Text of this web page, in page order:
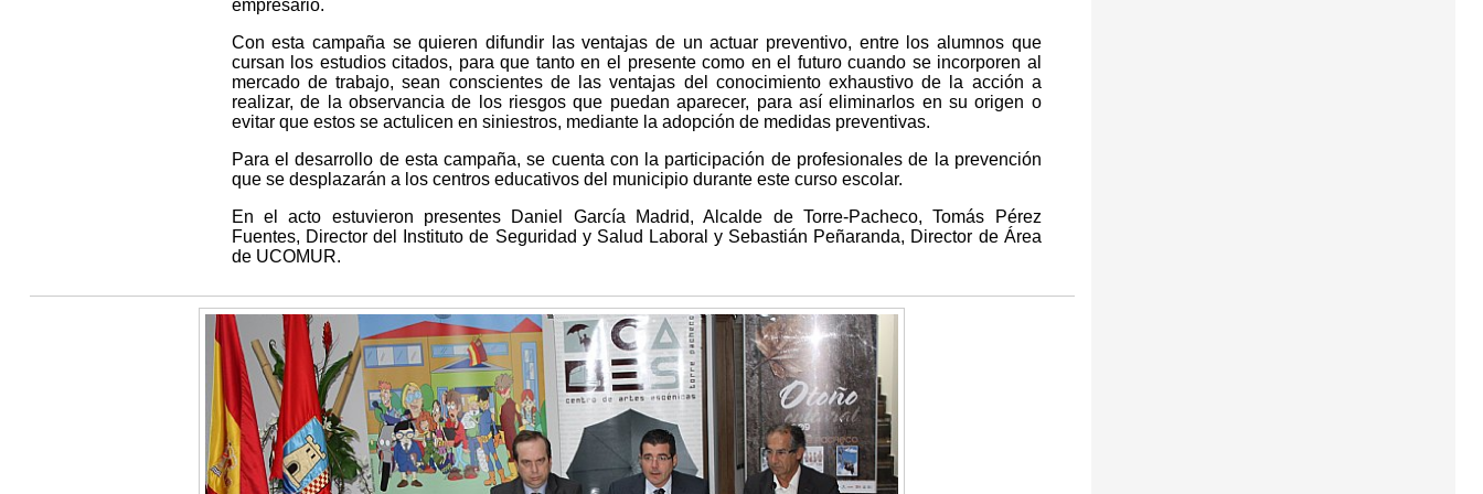
empresario.
Con esta campaña se quieren difundir las ventajas de un actuar preventivo, entre los alumnos que
cursan los estudios citados, para que tanto en el presente como en el futuro cuando se incorporen al
mercado de trabajo, sean conscientes de las ventajas del conocimiento exhaustivo de la acción a
realizar, de la observancia de los riesgos que puedan aparecer, para así eliminarlos en su origen o
evitar que estos se actulicen en siniestros, mediante la adopción de medidas preventivas.
Para el desarrollo de esta campaña, se cuenta con la participación de profesionales de la prevención
que se desplazarán a los centros educativos del municipio durante este curso escolar.
En el acto estuvieron presentes Daniel García Madrid, Alcalde de Torre-Pacheco, Tomás Pérez
Fuentes, Director del Instituto de Seguridad y Salud Laboral y Sebastián Peñaranda, Director de Área
de UCOMUR.